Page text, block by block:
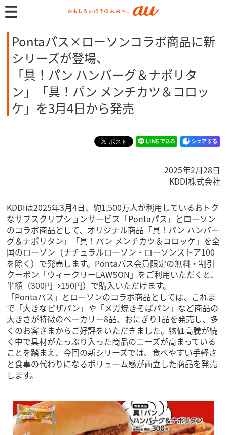
Pontaパス×ローソンコラボ商品に新
シリーズが登場、
「具！パン ハンバーグ＆ナポリタ
ン」「具！パン メンチカツ＆コロッ
ケ」を3月4日から発売
2025年2月28日
KDDI株式会社
KDDIは2025年3月4日、約1,500万人が利用しているおトク
なサブスクリプションサービス「Pontaパス」とローソン
のコラボ商品として、オリジナル商品「具！パン ハンバー
グ＆ナポリタン」「具！パン メンチカツ＆コロッケ」を全
国のローソン（ナチュラルローソン・ローソンストア100
を除く）で発売します。Pontaパス会員限定の無料・割引
クーポン「ウィークリーLAWSON」をご利用いただくと、
半額（300円→150円）で購入いただけます。
「Pontaパス」とローソンのコラボ商品としては、これま
で「大きなピザパン」や「メガ焼きそばパン」など商品の
大きさが特徴のベーカリー8品、おにぎり1品を発売し、多
くのお客さまからご好評をいただきました。物価高騰が続
く中で具材がたっぷり入った商品のニーズが高まっている
ことを踏まえ、今回の新シリーズでは、食べやすい手軽さ
と食事の代わりになるボリューム感が両立した商品を発売
します。